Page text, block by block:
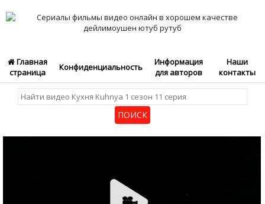
Главная
страница
Конфиденциальность
Информация
для авторов
Наши
контакты